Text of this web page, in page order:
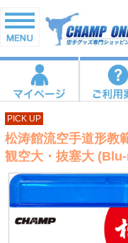
PICK UP
松涛館流空手道形教
観空大・抜塞大